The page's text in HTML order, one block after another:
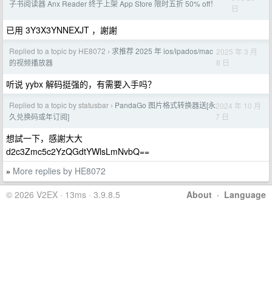
子书阅读器 Anx Reader 终于上架 App Store 限时五折 50% off！
日
已用 3Y3X3YNNEXJT ，謝謝
Replied to a topic by HE8072 › 求推荐 2025 年 ios/ipados/mac
的视频播放器
2025 年 3 月
8 日
听说 yybx 解码挺强的，有需要入手吗？
Replied to a topic by statusbar › PandaGo 图片格式转换器送[永
久兑换码或年订阅]
2024 年 10 月
7 日
想試一下，感謝大大
d2c3Zmc5c2YzQGdtYWlsLmNvbQ==
» More replies by HE8072
About · Language
© 2026 V2EX · 13ms · 3.9.8.5